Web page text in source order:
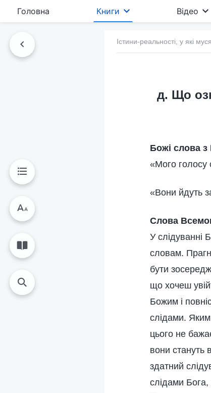
Головна Книги Відео
Істини-реальності, у які
д. Що
Божі слова з
«Мого голосу
«Вони йдуть
Слова
У слідуванні
словам.
бути
що хочеш
Божим і
слідами.
цього не
вони стануть
здатний
слідами Бога,